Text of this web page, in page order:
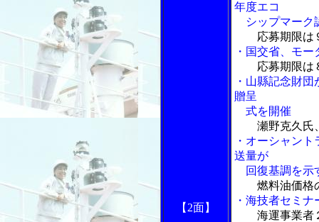
【2面】
年度エコ
シップマーク
応募期限は
・国交省、モ
応募期限は
・山縣記念財
贈呈
式を開催
瀬野克久氏
・オーシャン
送量が
回復基調を示
燃料油価格
・海技者セミ
海運事業者